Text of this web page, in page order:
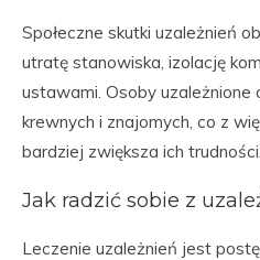
Społeczne skutki uzależnień
utratę stanowiska, izolację
ustawami. Osoby
krewnych i znajomych, co z
bardziej zwiększa ich trudności.
Jak radzić sobie z
Leczenie uzależnień jest